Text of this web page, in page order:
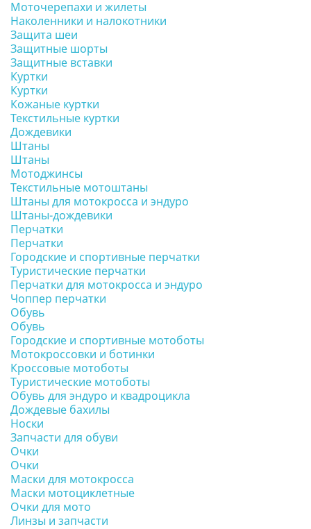
Моточерепахи и жилеты
Наколенники и налокотники
Защита шеи
Защитные шорты
Защитные вставки
Куртки
Куртки
Кожаные куртки
Текстильные куртки
Дождевики
Штаны
Штаны
Мотоджинсы
Текстильные мотоштаны
Штаны для мотокросса и эндуро
Штаны-дождевики
Перчатки
Перчатки
Городские и спортивные перчатки
Туристические перчатки
Перчатки для мотокросса и эндуро
Чоппер перчатки
Обувь
Обувь
Городские и спортивные мотоботы
Мотокроссовки и ботинки
Кроссовые мотоботы
Туристические мотоботы
Обувь для эндуро и квадроцикла
Дождевые бахилы
Носки
Запчасти для обуви
Очки
Очки
Маски для мотокросса
Маски мотоциклетные
Очки для мото
Линзы и запчасти